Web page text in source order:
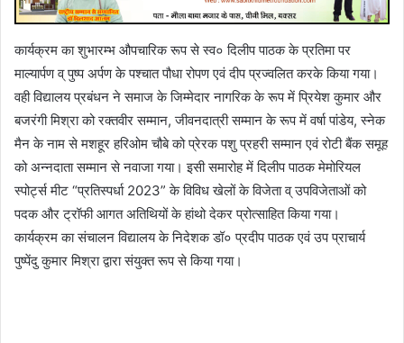
कार्यक्रम का शुभारम्भ औपचारिक रूप से स्व० दिलीप पाठक के प्रतिमा पर
माल्यार्पण व् पुष्प अर्पण के पश्चात पौधा रोपण एवं दीप प्रज्वलित करके किया गया।
वही विद्यालय प्रबंधन ने समाज के जिम्मेदार नागरिक के रूप में प्रियेश कुमार और
बजरंगी मिश्रा को रक्तवीर सम्मान, जीवनदात्री सम्मान के रूप में वर्षा पांडेय, स्नेक
मैन के नाम से मशहूर हरिओम चौबे को प्रेरक पशु प्रहरी सम्मान एवं रोटी बैंक समूह
को अन्नदाता सम्मान से नवाजा गया। इसी समारोह में दिलीप पाठक मेमोरियल
स्पोर्ट्स मीट “प्रतिस्पर्धा 2023” के विविध खेलों के विजेता व् उपविजेताओं को
पदक और ट्रॉफी आगत अतिथियों के हांथो देकर प्रोत्साहित किया गया।
कार्यक्रम का संचालन विद्यालय के निदेशक डॉ० प्रदीप पाठक एवं उप प्राचार्य
पुष्पेंदु कुमार मिश्रा द्वारा संयुक्त रूप से किया गया।